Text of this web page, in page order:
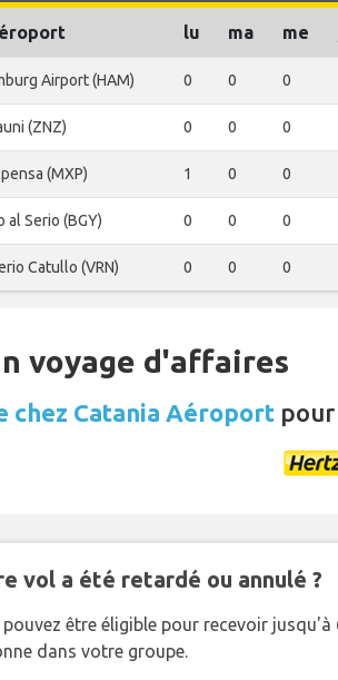
lu ma me
Airport (HAM) 0 0 0
(ZNZ) 0 0 0
(MXP) 1 0 0
al Serio (BGY) 0 0 0
Catullo (VRN) 0 0 0
voyage d'affaires
chez Catania Aéroport pour
vol a été retardé ou annulé ?
être éligible pour recevoir jusqu'à
dans votre groupe.